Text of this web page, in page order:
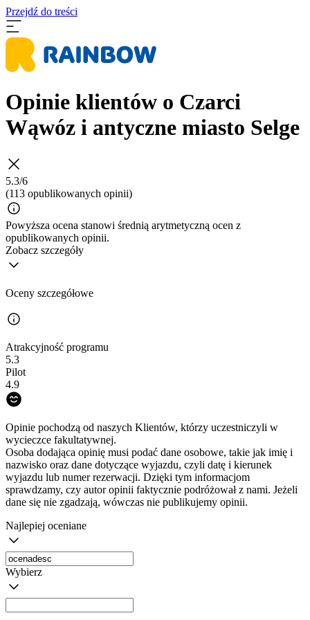
Przejdź do treści
Opinie klientów o Czarci
Wąwóz i antyczne miasto Selge
5.3/6
(113 opublikowanych opinii)
Powyższa ocena stanowi średnią arytmetyczną ocen z
opublikowanych opinii.
Zobacz szczegóły
Oceny szczegółowe
Atrakcyjność programu
5.3
Pilot
4.9
Opinie pochodzą od naszych Klientów, którzy uczestniczyli w
wycieczce fakultatywnej.
Osoba dodająca opinię musi podać dane osobowe, takie jak imię i
nazwisko oraz dane dotyczące wyjazdu, czyli datę i kierunek
wyjazdu lub numer rezerwacji. Dzięki tym informacjom
sprawdzamy, czy autor opinii faktycznie podróżował z nami. Jeżeli
dane się nie zgadzają, wówczas nie publikujemy opinii.
Najlepiej oceniane
Wybierz